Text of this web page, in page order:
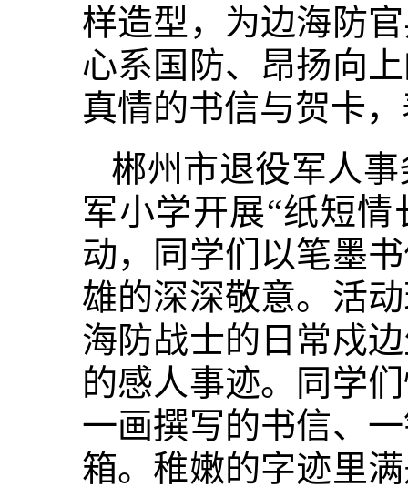
样造型，为边海防
心系国防、昂扬向
真情的书信与贺卡
郴州市退役军人
军小学开展“纸短
动，同学们以笔墨
雄的深深敬意。活
海防战士的日常戍
的感人事迹。同学
一画撰写的书信、
箱。稚嫩的字迹里